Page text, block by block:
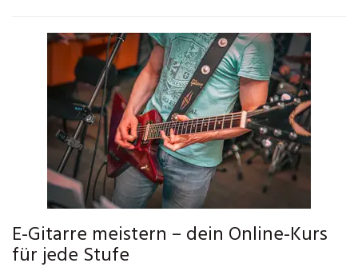
E-Gitarre meistern – dein Online-Kurs
für jede Stufe